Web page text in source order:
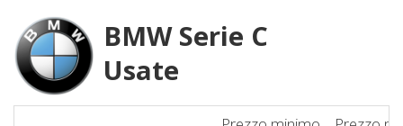
BMW Serie C
Usate